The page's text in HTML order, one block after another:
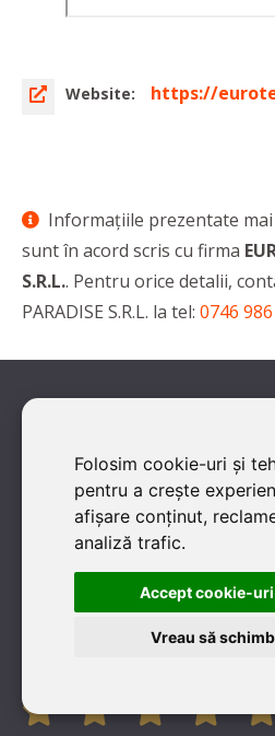
Folosim cookie-uri și
pentru a crește
afișare conținut,
analiză trafic.
Accept cookie-
Vreau să
Website: https://
Informaţiile prezentate
sunt în acord scris cu firma
S.R.L.. Pentru orice detalii,
PARADISE S.R.L. la tel: 0746
2 VOTURI
Ai colaborat cu
Dacă ai lucrat sau cunoşti
posibilitatea să oferi un vot/rating.